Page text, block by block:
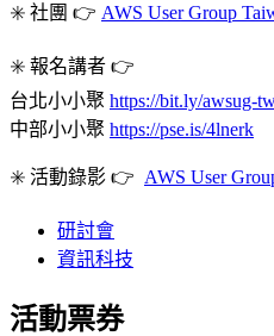
✳️ 社團 👉 AWS User Group
✳️ 報名講者 👉
台北小小聚 https://bit.ly/awsug-
中部小小聚 https://pse.is/4lnerk
✳️ 活動錄影 👉 AWS User
研討會
資訊科技
活動票券